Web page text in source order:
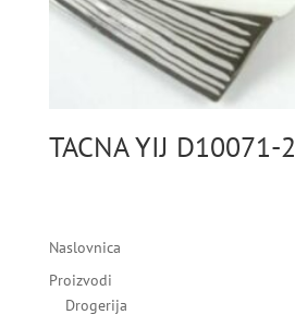
TACNA YIJ D10071-2
Naslovnica
Proizvodi
Drogerija